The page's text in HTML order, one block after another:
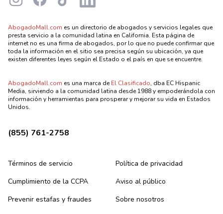
AbogadoMall.com es un directorio de abogados y servicios legales que
presta servicio a la comunidad latina en California. Esta página de
internet no es una firma de abogados, por lo que no puede confirmar que
toda la información en el sitio sea precisa según su ubicación, ya que
existen diferentes leyes según el Estado o el país en que se encuentre.
AbogadoMall.com es una marca deEl Clasificado, dba EC Hispanic
Media, sirviendo a la comunidad latina desde 1988 y empoderándola con
información y herramientas para prosperar y mejorar su vida en Estados
Unidos.
(855) 761-2758
Términos de servicio
Política de privacidad
Cumplimiento de la CCPA
Aviso al público
Prevenir estafas y fraudes
Sobre nosotros